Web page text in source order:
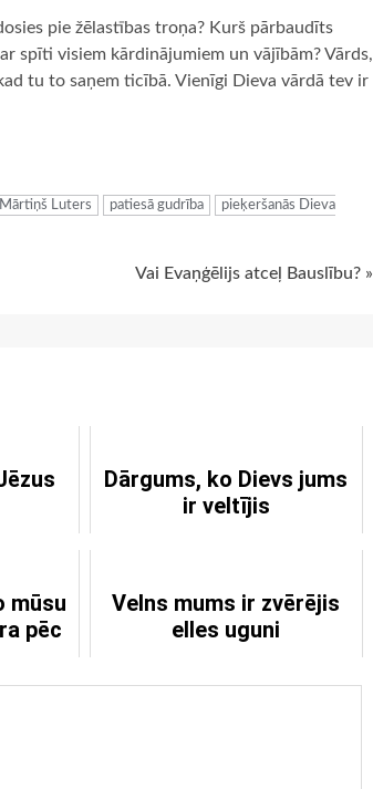
pie žēlastības troņa? Kurš pārbaudīts
spīti visiem kārdinājumiem un vājībām? Vārds,
tu to saņem ticībā. Vienīgi Dieva vārdā tev ir
Mārtiņš Luters patiesā gudrība
pieķeršanās Dieva
Vai Evaņģēlijs atceļ Bauslību? »
Dārgums, ko Dievs jums
ir veltījis
mūsu
pēc
Velns mums ir zvērējis
elles uguni